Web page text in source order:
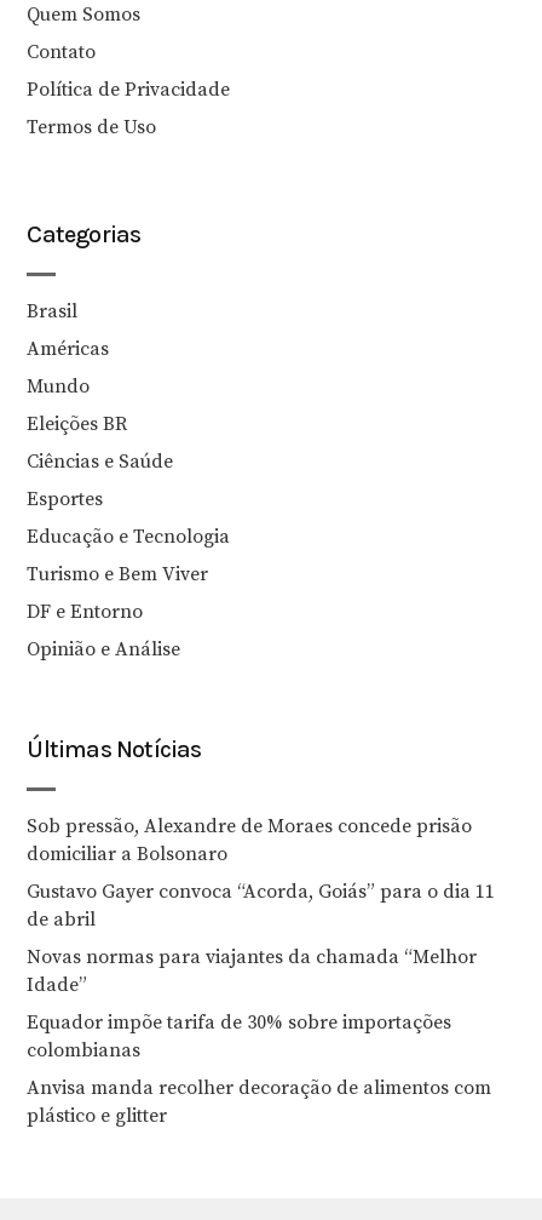
Quem Somos
Contato
Política de Privacidade
Termos de Uso
Categorias
Brasil
Américas
Mundo
Eleições BR
Ciências e Saúde
Esportes
Educação e Tecnologia
Turismo e Bem Viver
DF e Entorno
Opinião e Análise
Últimas Notícias
Sob pressão, Alexandre de Moraes concede prisão
domiciliar a Bolsonaro
Gustavo Gayer convoca “Acorda, Goiás” para o dia 11
de abril
Novas normas para viajantes da chamada “Melhor
Idade”
Equador impõe tarifa de 30% sobre importações
colombianas
Anvisa manda recolher decoração de alimentos com
plástico e glitter